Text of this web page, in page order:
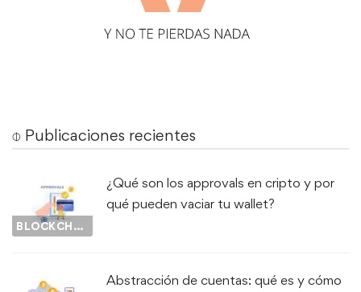
⌽ Publicaciones recientes
BLOCKCHAIN
¿Qué son los approvals en cripto y por
qué pueden vaciar tu wallet?
Abstracción de cuentas: qué es y cómo